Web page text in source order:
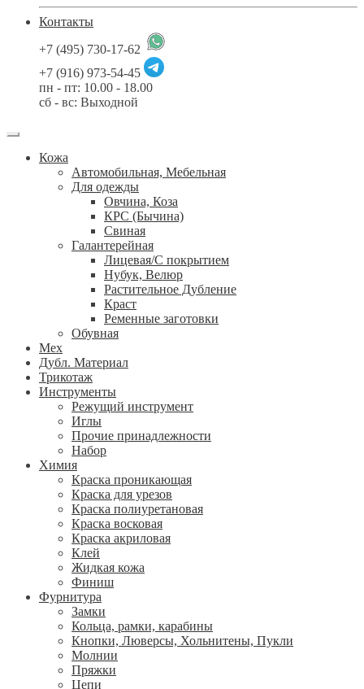
Контакты
+7 (495) 730-17-62
+7 (916) 973-54-45
пн - пт: 10.00 - 18.00
сб - вс: Выходной
Кожа
Автомобильная, Мебельная
Для одежды
Овчина, Коза
КРС (Бычина)
Свиная
Галантерейная
Лицевая/С покрытием
Нубук, Велюр
Растительное Дубление
Краст
Ременные заготовки
Обувная
Мех
Дубл. Материал
Трикотаж
Инструменты
Режущий инструмент
Иглы
Прочие принадлежности
Набор
Химия
Краска проникающая
Краска для урезов
Краска полиуретановая
Краска восковая
Краска акриловая
Клей
Жидкая кожа
Финиш
Фурнитура
Замки
Кольца, рамки, карабины
Кнопки, Люверсы, Хольнитены, Пукли
Молнии
Пряжки
Цепи